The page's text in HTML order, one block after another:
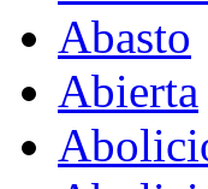
Abasto
Abierta